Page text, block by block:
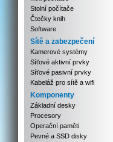
Stolní počítače
Čtečky knih
Software
Sítě a zabezpečení
Kamerové systémy
Síťové aktivní prvky
Síťové pasivní prvky
Kabeláž pro sítě a wifi
Komponenty
Základní desky
Procesory
Operační paměti
Pevné a SSD disky